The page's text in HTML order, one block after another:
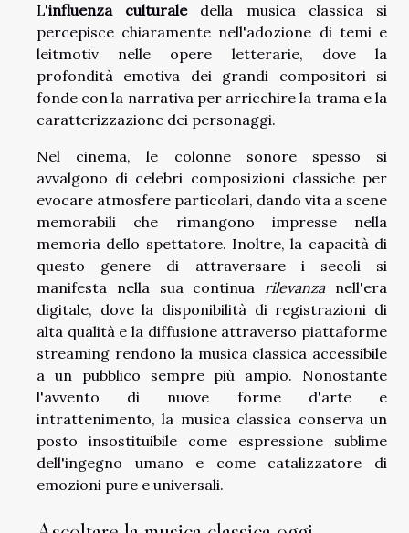
L'influenza culturaledella musica classica si
percepisce chiaramente nell'adozione di temi e
leitmotiv nelle opere letterarie, dove la
profondità emotiva dei grandi compositori si
fonde con la narrativa per arricchire la trama e la
caratterizzazione dei personaggi.
Nel cinema, le colonne sonore spesso si
avvalgono di celebri composizioni classiche per
evocare atmosfere particolari, dando vita a scene
memorabili che rimangono impresse nella
memoria dello spettatore. Inoltre, la capacità di
questo genere di attraversare i secoli si
manifesta nella sua continuarilevanzanell'era
digitale, dove la disponibilità di registrazioni di
alta qualità e la diffusione attraverso piattaforme
streaming rendono la musica classica accessibile
a un pubblico sempre più ampio. Nonostante
l'avvento di nuove forme d'arte e
intrattenimento, la musica classica conserva un
posto insostituibile come espressione sublime
dell'ingegno umano e come catalizzatore di
emozioni pure e universali.